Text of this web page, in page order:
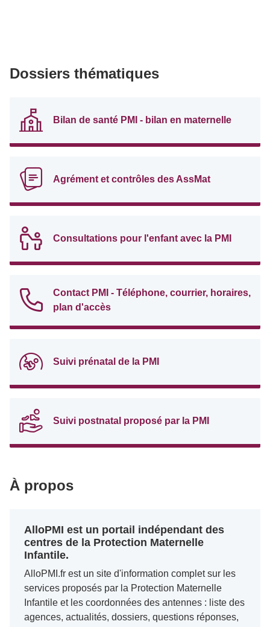
Dossiers thématiques
Bilan de santé PMI - bilan en maternelle
Agrément et contrôles des AssMat
Consultations pour l'enfant avec la PMI
Contact PMI - Téléphone, courrier, horaires,
plan d'accès
Suivi prénatal de la PMI
Suivi postnatal proposé par la PMI
À propos
AlloPMI est un portail indépendant des
centres de la Protection Maternelle
Infantile.
AlloPMI.fr est un site d'information complet sur les
services proposés par la Protection Maternelle
Infantile et les coordonnées des antennes : liste des
agences, actualités, dossiers, questions réponses,